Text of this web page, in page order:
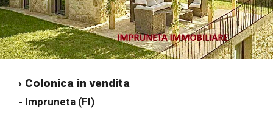
› Colonica in vendita
- Impruneta (FI)